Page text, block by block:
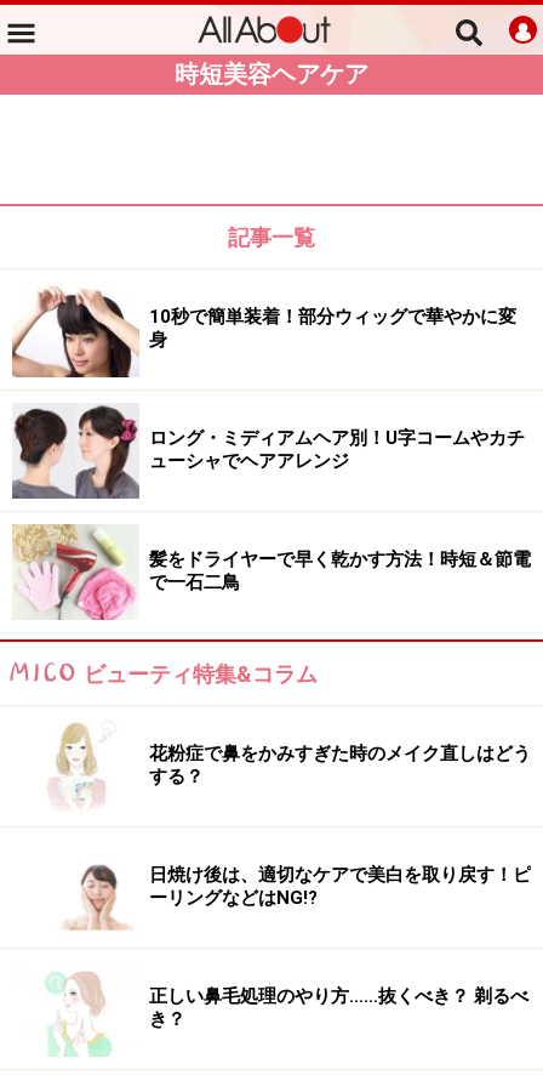
時短美容ヘアケア
記事一覧
10秒で簡単装着！部分ウィッグで華やかに変
身
ロング・ミディアムヘア別！U字コームやカチ
ューシャでヘアアレンジ
髪をドライヤーで早く乾かす方法！時短＆節電
で一石二鳥
ビューティ特集&コラム
花粉症で鼻をかみすぎた時のメイク直しはどう
する？
日焼け後は、適切なケアで美白を取り戻す！ピ
ーリングなどはNG!?
正しい鼻毛処理のやり方……抜くべき？ 剃るべ
き？